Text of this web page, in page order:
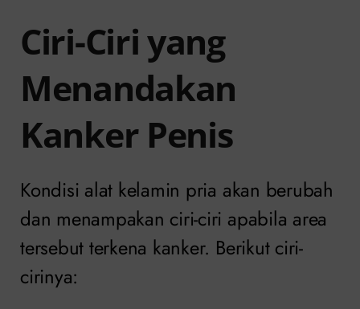
Ciri-Ciri yang
Menandakan
Kanker Penis
Kondisi alat kelamin pria akan berubah
dan menampakan ciri-ciri apabila area
tersebut terkena kanker. Berikut ciri-
cirinya: